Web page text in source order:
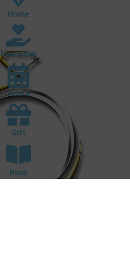
Home
Mempelai
Acara
Gift
Rsvp